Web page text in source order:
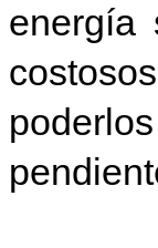
energía